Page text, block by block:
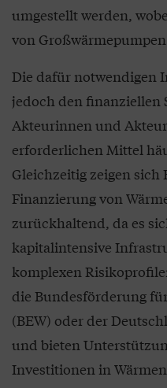
umgestellt werden,
von
Die dafür notwendigen
jedoch den finanziellen
Akteurinnen und
erforderlichen Mittel
Gleichzeitig zeigen sich
Finanzierung von
zurückhaltend, da es
kapitalintensive
komplexen
die Bundesförderung
(BEW) oder der
und bieten
Investitionen in